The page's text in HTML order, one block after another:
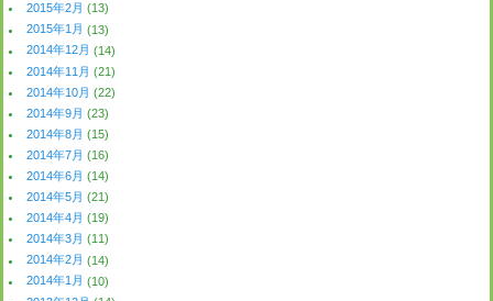
2015年2月 (13)
2015年1月 (13)
2014年12月 (14)
2014年11月 (21)
2014年10月 (22)
2014年9月 (23)
2014年8月 (15)
2014年7月 (16)
2014年6月 (14)
2014年5月 (21)
2014年4月 (19)
2014年3月 (11)
2014年2月 (14)
2014年1月 (10)